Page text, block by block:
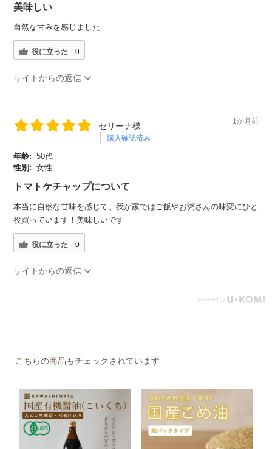
美味しい
自然な甘みを感じました
役に立った 0
サイトからの返信
セリーナ様
購入確認済み
1か月前
年齢: 50代
性別: 女性
トマトケチャップについて
本当に自然な甘味を感じて、我が家ではご飯やお粥さんの味変にひと
役買っています！美味しいです
役に立った 0
サイトからの返信
こちらの商品もチェックされています